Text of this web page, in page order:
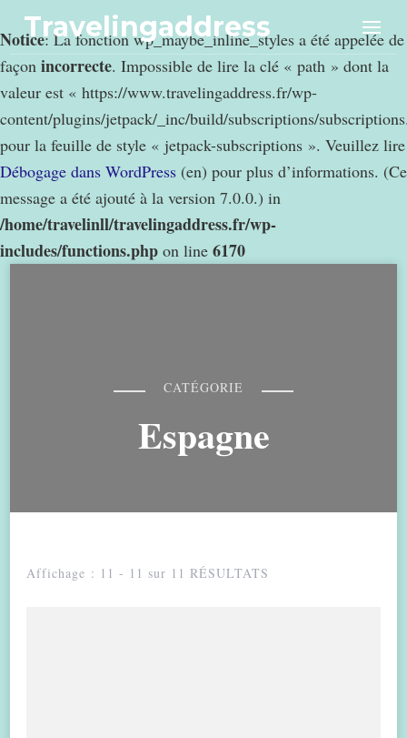
Notice: La fonction wp_maybe_inline_styles a été appelée de
façon incorrecte. Impossible de lire la clé « path » dont la
valeur est « https://www.travelingaddress.fr/wp-
content/plugins/jetpack/_inc/build/subscriptions/
pour la feuille de style « jetpack-subscriptions ». Veuillez lire
Débogage dans WordPress (en) pour plus d’informations. (Ce
message a été ajouté à la version 7.0.0.) in
/home/travelinll/travelingaddress.fr/wp-
includes/functions.php on line 6170
Travelingaddress
CATÉGORIE
Espagne
Affichage : 11 - 11 sur 11 RÉSULTATS